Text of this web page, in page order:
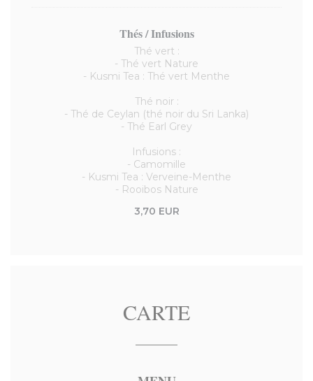
Thés / Infusions
Thé vert :
- Thé vert Nature
- Kusmi Tea : Thé vert Menthe
Thé noir :
- Thé de Ceylan (thé noir du Sri Lanka)
- Thé Earl Grey
Infusions :
- Camomille
- Kusmi Tea : Verveine-Menthe
- Rooibos Nature
3,70 EUR
CARTE